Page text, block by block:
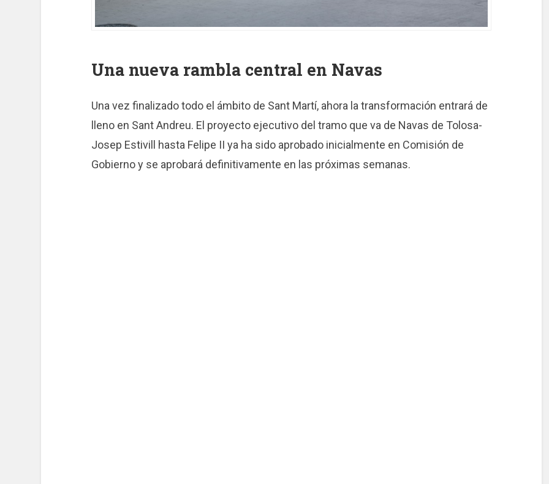
Una nueva rambla central en Navas
Una vez finalizado todo el ámbito de Sant Martí, ahora la transformación entrará de
lleno en Sant Andreu. El proyecto ejecutivo del tramo que va de Navas de Tolosa-
Josep Estivill hasta Felipe II ya ha sido aprobado inicialmente en Comisión de
Gobierno y se aprobará definitivamente en las próximas semanas.